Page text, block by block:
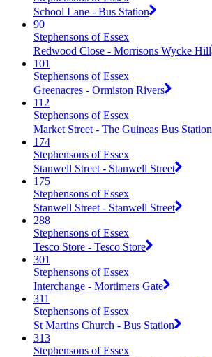
School Lane - Bus Station
90
Stephensons of Essex
Redwood Close - Morrisons Wycke Hill
101
Stephensons of Essex
Greenacres - Ormiston Rivers
112
Stephensons of Essex
Market Street - The Guineas Bus Station
174
Stephensons of Essex
Stanwell Street - Stanwell Street
175
Stephensons of Essex
Stanwell Street - Stanwell Street
288
Stephensons of Essex
Tesco Store - Tesco Store
301
Stephensons of Essex
Interchange - Mortimers Gate
311
Stephensons of Essex
St Martins Church - Bus Station
313
Stephensons of Essex